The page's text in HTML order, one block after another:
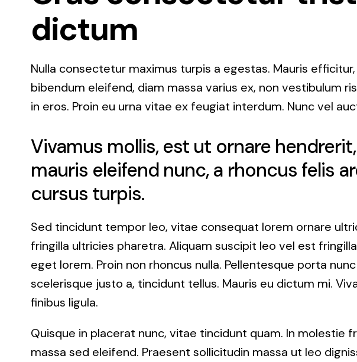
dictum
Nulla consectetur maximus turpis a egestas. Mauris
bibendum eleifend, diam massa varius ex, non vestibulum
in eros. Proin eu urna vitae ex feugiat interdum. Nunc vel
Vivamus mollis, est ut ornare
mauris eleifend nunc, a rhoncus felis
cursus turpis.
Sed tincidunt tempor leo, vitae consequat lorem ornare
fringilla ultricies pharetra. Aliquam suscipit leo vel est
eget lorem. Proin non rhoncus nulla. Pellentesque porta
scelerisque justo a, tincidunt tellus. Mauris eu dictum mi.
finibus ligula.
Quisque in placerat nunc, vitae tincidunt quam. In molestie
massa sed eleifend. Praesent sollicitudin massa ut leo